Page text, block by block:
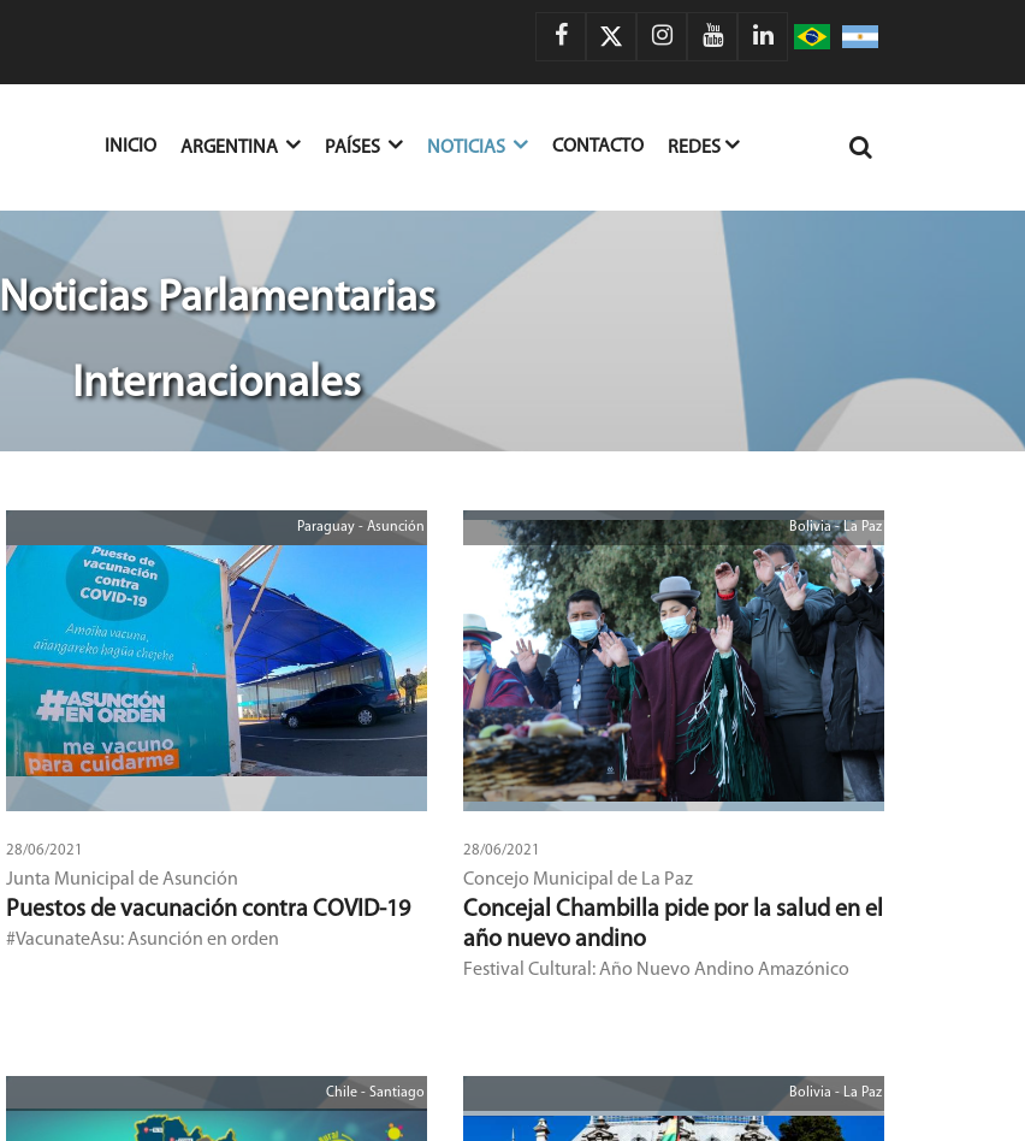
INICIO(CURRENT)
ARGENTINA PAÍSES NOTICIAS CONTACTO REDES
Noticias Parlamentarias
Internacionales
28/06/2021
Junta Municipal de Asunción
Paraguay - Asunción
Puestos de vacunación contra COVID-19
#VacunateAsu: Asunción en orden
28/06/2021
Concejo Municipal de La Paz
Bolivia - La Paz
Concejal Chambilla pide por la salud en el
año nuevo andino
Festival Cultural: Año Nuevo Andino Amazónico
Chile - Santiago Bolivia - La Paz